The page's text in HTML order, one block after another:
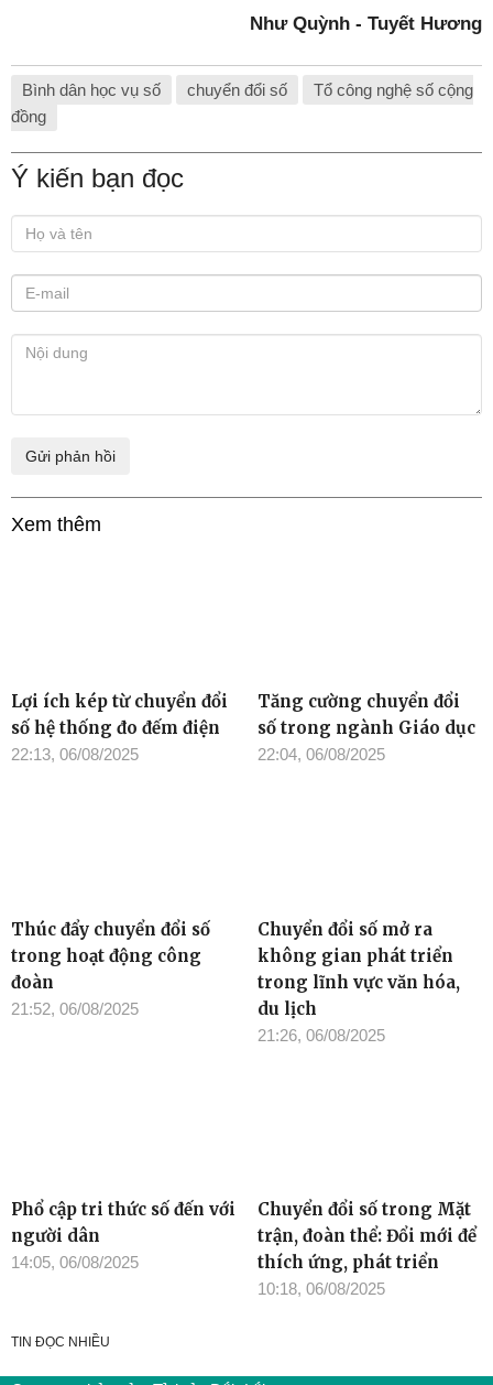
Như Quỳnh - Tuyết Hương
Bình dân học vụ số chuyển đổi số
Tổ công nghệ số cộng
đồng
Ý kiến bạn đọc
Xem thêm
Lợi ích kép từ chuyển đổi
số hệ thống đo đếm điện
22:13, 06/08/2025
Tăng cường chuyển đổi
số trong ngành Giáo dục
22:04, 06/08/2025
Thúc đẩy chuyển đổi số
trong hoạt động công
đoàn
21:52, 06/08/2025
Chuyển đổi số mở ra
không gian phát triển
trong lĩnh vực văn hóa,
du lịch
21:26, 06/08/2025
Phổ cập tri thức số đến với
người dân
14:05, 06/08/2025
Chuyển đổi số trong Mặt
trận, đoàn thể: Đổi mới để
thích ứng, phát triển
10:18, 06/08/2025
TIN ĐỌC NHIỀU